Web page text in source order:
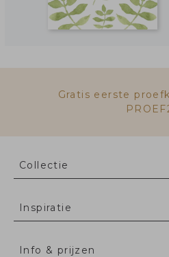
Gratis eerste
Collectie
Inspiratie
Info & prijzen